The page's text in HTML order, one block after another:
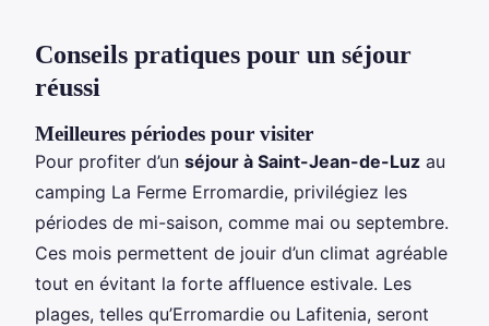
Conseils pratiques pour un séjour
réussi
Meilleures périodes pour visiter
Pour profiter d’un séjour à Saint-Jean-de-Luz au
camping La Ferme Erromardie, privilégiez les
périodes de mi-saison, comme mai ou septembre.
Ces mois permettent de jouir d’un climat agréable
tout en évitant la forte affluence estivale. Les
plages, telles qu’Erromardie ou Lafitenia, seront